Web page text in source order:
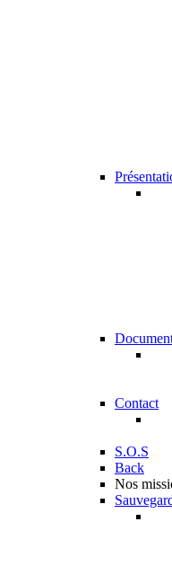
Contact
S.O.S
Back
Nos